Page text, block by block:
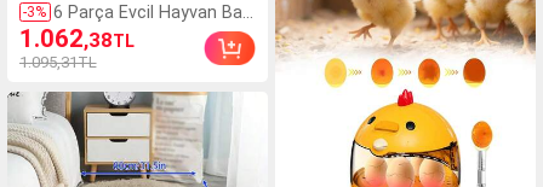
-3% 6 Parça Evcil Hayvan Bakı
m Seti: Tarak, Havlu, Mas
aj Fırçası, Temizlik Eldiven
leri ve Saklama Çantası -
Köpekler ve Kediler İçin N
azik Tüy Dökme Önleyici
ve Masaj Uygulamasına U
ygun, Evcil Hayvan Bakım
Gereçleri
1.062,38TL
1.095,31TL